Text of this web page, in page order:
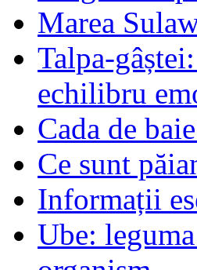
Marea
Talpa-
echilibru
Cada de
Ce sunt
Informații
Ube: